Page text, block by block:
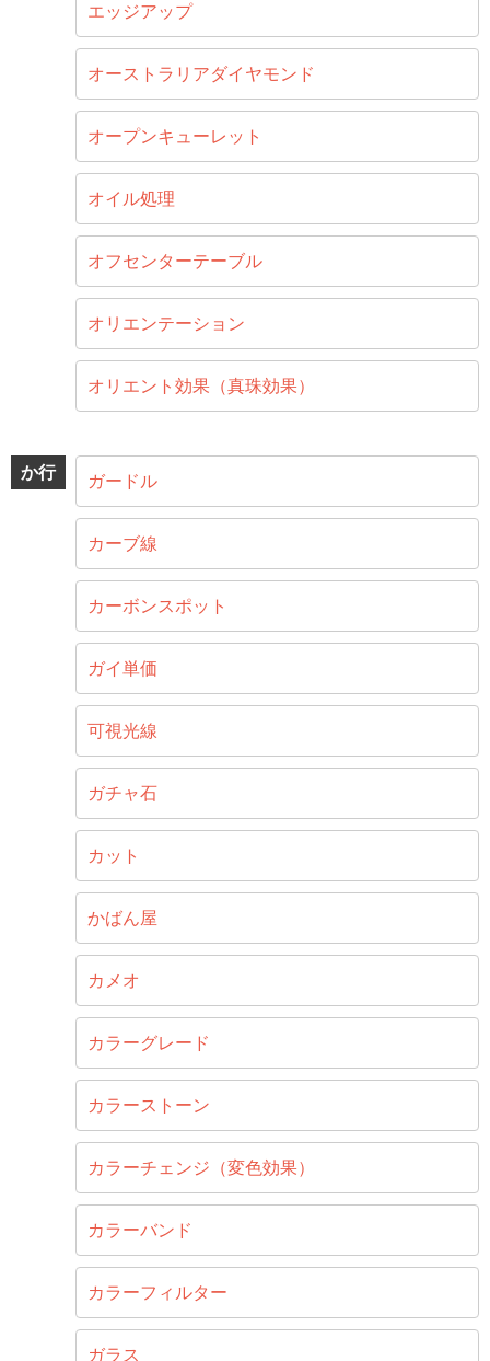
エッジアップ
オーストラリアダイヤモンド
オープンキューレット
オイル処理
オフセンターテーブル
オリエンテーション
オリエント効果（真珠効果）
か行 ガードル
カーブ線
カーボンスポット
ガイ単価
可視光線
ガチャ石
カット
かばん屋
カメオ
カラーグレード
カラーストーン
カラーチェンジ（変色効果）
カラーバンド
カラーフィルター
ガラス